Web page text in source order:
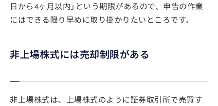
日から4ヶ月以内」という期限があるので、申告の作業
にはできる限り早めに取り掛かりたいところです。
非上場株式には売却制限がある
非上場株式は、上場株式のように証券取引所で売買す